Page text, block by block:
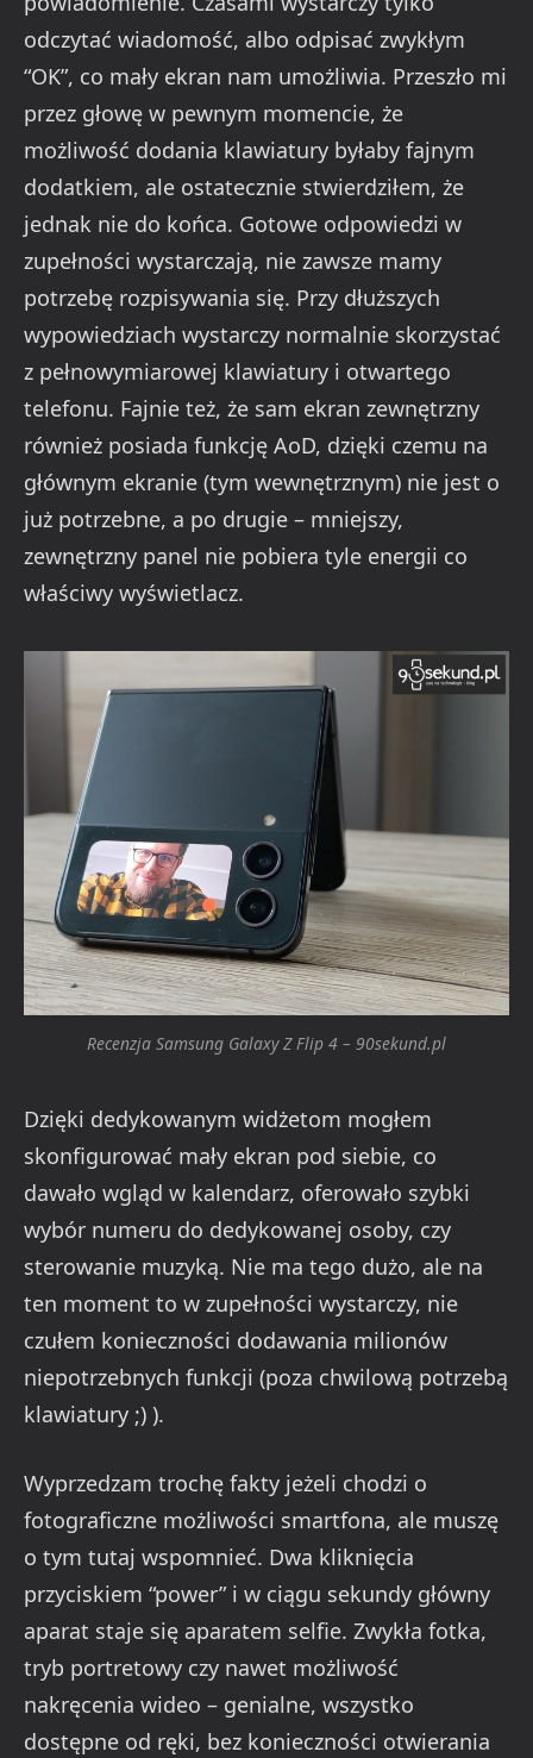
odczytać wiadomość, albo odpisać zwykłym
“OK”, co mały ekran nam umożliwia. Przeszło mi
przez głowę w pewnym momencie, że
możliwość dodania klawiatury byłaby fajnym
dodatkiem, ale ostatecznie stwierdziłem, że
jednak nie do końca. Gotowe odpowiedzi w
zupełności wystarczają, nie zawsze mamy
potrzebę rozpisywania się. Przy dłuższych
wypowiedziach wystarczy normalnie skorzystać
z pełnowymiarowej klawiatury i otwartego
telefonu. Fajnie też, że sam ekran zewnętrzny
również posiada funkcję AoD, dzięki czemu na
głównym ekranie (tym wewnętrznym) nie jest o
już potrzebne, a po drugie – mniejszy,
zewnętrzny panel nie pobiera tyle energii co
właściwy wyświetlacz.
Recenzja Samsung Galaxy Z Flip 4 – 90sekund.pl
Dzięki dedykowanym widżetom mogłem
skonfigurować mały ekran pod siebie, co
dawało wgląd w kalendarz, oferowało szybki
wybór numeru do dedykowanej osoby, czy
sterowanie muzyką. Nie ma tego dużo, ale na
ten moment to w zupełności wystarczy, nie
czułem konieczności dodawania milionów
niepotrzebnych funkcji (poza chwilową potrzebą
klawiatury ;) ).
Wyprzedzam trochę fakty jeżeli chodzi o
fotograficzne możliwości smartfona, ale muszę
o tym tutaj wspomnieć. Dwa kliknięcia
przyciskiem “power” i w ciągu sekundy główny
aparat staje się aparatem selfie. Zwykła fotka,
tryb portretowy czy nawet możliwość
nakręcenia wideo – genialne, wszystko
dostępne od ręki, bez konieczności otwierania